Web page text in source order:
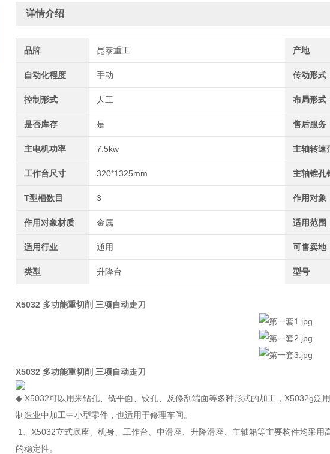
详情介绍
品牌 昆泰重工 产地
自动化程度 手动 传动形式
控制形式 人工 布局形式
是否库存 是 售后服务
主电机功率 7.5kw 主轴转速
工作台尺寸 320*1325mm 主轴锥孔
T型槽数目 3 作用对象
作用对象材质 金属 适用范围
适用行业 通用 可售卖地
类型 升降台 型号
X5032 多功能重切削 三项自动走刀
X5032 多功能重切削 三项自动走刀
◆ X5032可以用来钻孔、铣平面、铰孔、及修刮端面等多种形式的加工，X5032g泛
制造业中加工中小型零件，也适用于修理车间。
1、X5032立式底座、机身、工作台、中滑座、升降滑座、主轴箱等主要构件均采
的稳定性。